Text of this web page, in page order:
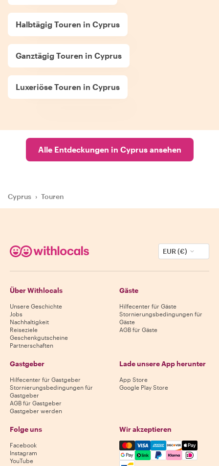
Halbtägig Touren in Cyprus
Ganztägig Touren in Cyprus
Luxeriöse Touren in Cyprus
Alle Entdeckungen in Cyprus ansehen
Cyprus › Touren
EUR (€)
Über Withlocals
Unsere Geschichte
Jobs
Nachhaltigkeit
Reiseziele
Geschenkgutscheine
Partnerschaften
Gäste
Hilfecenter für Gäste
Stornierungsbedingungen für
Gäste
AGB für Gäste
Gastgeber
Hilfecenter für Gastgeber
Stornierungsbedingungen für
Gastgeber
AGB für Gastgeber
Gastgeber werden
Lade unsere App herunter
App Store
Google Play Store
Folge uns
Facebook
Instagram
YouTube
Wir akzeptieren
Mastercard, Visa, Amex,